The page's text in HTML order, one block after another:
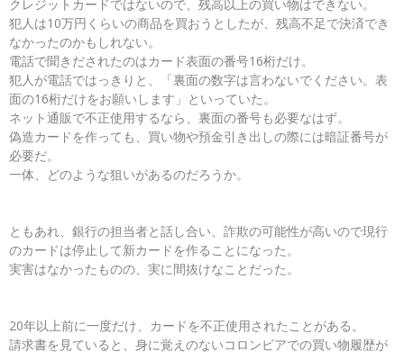
クレジットカードではないので、残高以上の買い物はできない。
犯人は10万円くらいの商品を買おうとしたが、残高不足で決済でき
なかったのかもしれない。
電話で聞きだされたのはカード表面の番号16桁だけ。
犯人が電話ではっきりと、「裏面の数字は言わないでください。表
面の16桁だけをお願いします」といっていた。
ネット通販で不正使用するなら、裏面の番号も必要なはず。
偽造カードを作っても、買い物や預金引き出しの際には暗証番号が
必要だ。
一体、どのような狙いがあるのだろうか。
ともあれ、銀行の担当者と話し合い、詐欺の可能性が高いので現行
のカードは停止して新カードを作ることになった。
実害はなかったものの、実に間抜けなことだった。
20年以上前に一度だけ、カードを不正使用されたことがある。
請求書を見ていると、身に覚えのないコロンビアでの買い物履歴が